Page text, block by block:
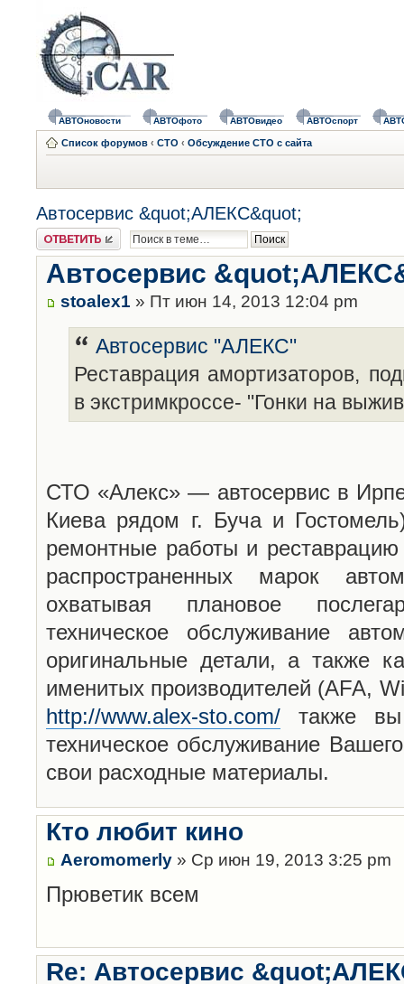
АВТОновости АВТОфото АВТОвидео АВТОспорт
Список форумов ‹ СТО ‹ Обсуждение СТО с сайта
Автосервис &quot;АЛЕКС&quot;
Ответить
Автосервис
stoalex1 » Пт июн 14, 2013 12:04 pm
Автосервис "АЛЕКС"
Реставрация амортизаторов,
в экстримкроссе- "Гонки на
СТО «Алекс» — автосервис в
Киева рядом г. Буча и
ремонтные работы и
распространенных марок
охватывая плановое
техническое обслуживание
оригинальные детали, а также
именитых производителей (AFA,
http://www.alex-sto.com/ также
техническое обслуживание
свои расходные материалы.
Кто любит кино
Aeromomerly » Ср июн 19, 2013 3:25 pm
Прюветик всем
Re: Автосервис